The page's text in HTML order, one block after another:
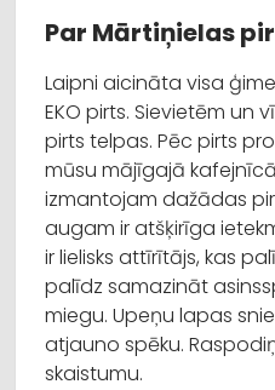
Par Mārtiņielas
Laipni aicināta visa
EKO pirts. Sievietēm un
pirts telpas. Pēc pirts
mūsu mājīgajā
izmantojam dažādas
augam ir atšķirīga
ir lielisks attīrītājs, kas
palīdz samazināt
miegu. Upeņu lapas
atjauno spēku.
skaistumu.